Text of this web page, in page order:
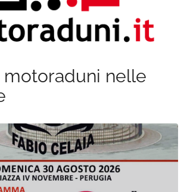
motoraduni nelle